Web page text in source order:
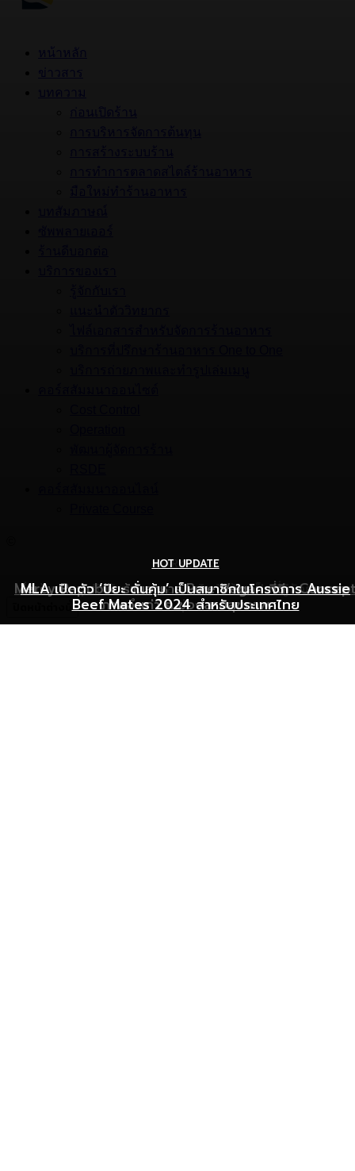
MARKETING
เริ่มต้นเปิดธุรกิจร้านอาหารอย่างไร ให้ร้านเป็นที่รู้จักยอดขาย
พุ่ง
HOT UPDATE
Mercy Republic ร้านอาหาร Pure Vegan ที่ฉีก
ภาพจำเก่า ๆ ของสายสุขภาพ
HOT UPDATE
MLA เปิดตัว ‘ปิยะ ดั่นคุ้ม’ เป็นสมาชิกในโครงการ Aussie
Beef Mates 2024 สำหรับประเทศไทย
ปิดหน้าต่างนี้